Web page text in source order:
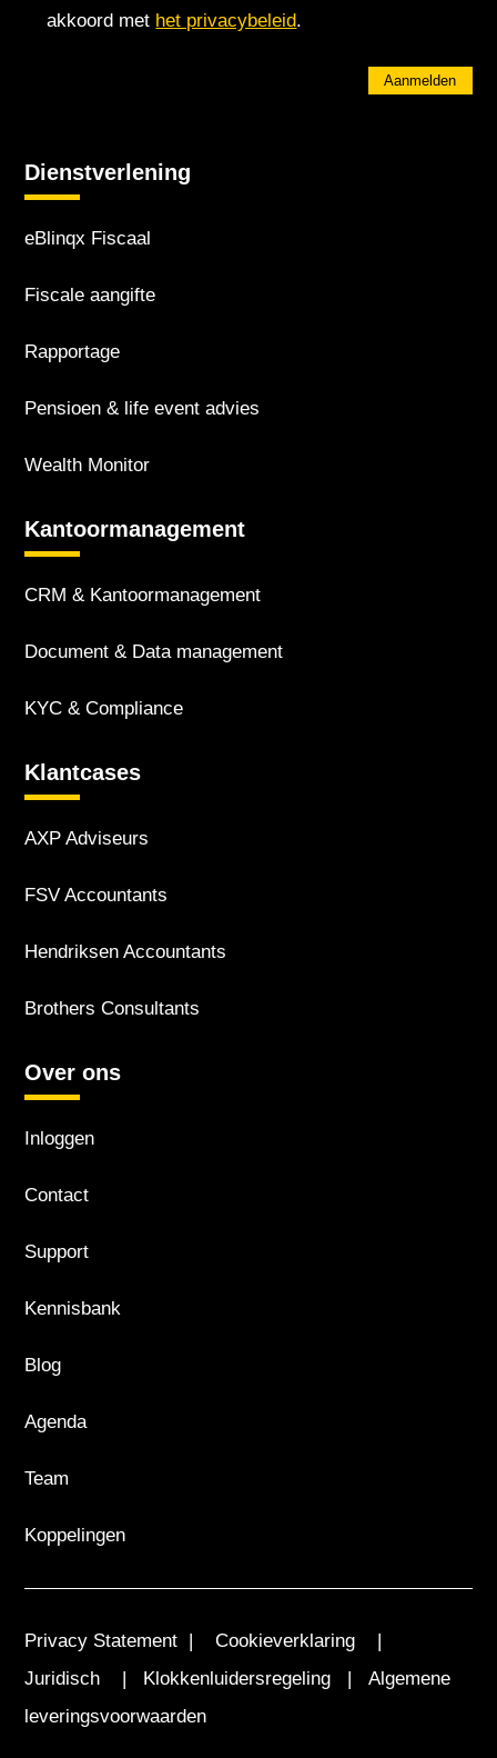
akkoord met het privacybeleid.
Aanmelden
Dienstverlening
eBlinqx Fiscaal
Fiscale aangifte
Rapportage
Pensioen & life event advies
Wealth Monitor
Kantoor­management
CRM & Kantoor­management
Document & Data management
KYC & Compliance
Klantcases
AXP Adviseurs
FSV Accountants
Hendriksen Accountants
Brothers Consultants
Over ons
Inloggen
Contact
Support
Kennisbank
Blog
Agenda
Team
Koppelingen
Privacy Statement |Cookieverklaring
|
Juridisch | Klokkenluidersregeling |
Algemene
leveringsvoorwaarden